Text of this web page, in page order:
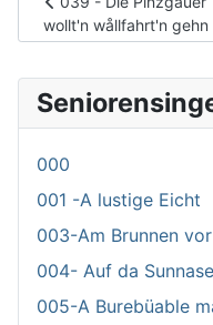
wollt'n wållfahrt'n gehn
000
001 -A lustige Eicht
003-Am Brunnen
004- Auf da
005-A Burebüable